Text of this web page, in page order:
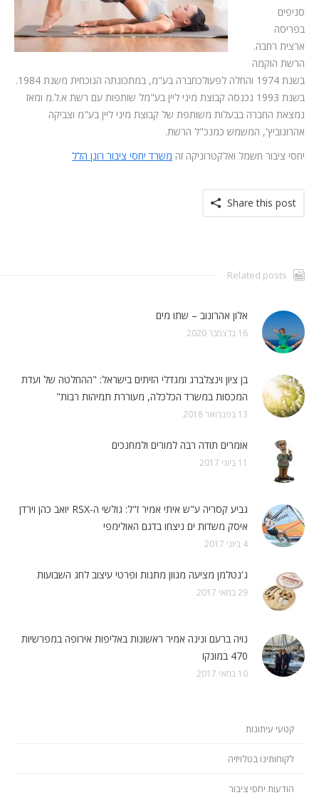
סניפים
בפריסה
ארצית רחבה.
הרשת הוקמה
בשנת 1974 והחלה לפעולכחברה בע"מ, במתכונתה הנוכחית משנת 1984.
בשנת 1993 נכנסה קבוצת מיני ליין בע"מל שותפות עם רשת א.ל.מ ומאז
נמצאת החברה בבעלות משותפת של קבוצת מיני ליין בע"מ וצביקה
אהרונוביץ', המשמש כמנכ"ל הרשת.
יחסי ציבור חשמל ואלקטרוניקה זה משרד יחסי ציבור רונן הלל
Share this post
Related posts
אלון אהרונוב – שתו מים
16 בדצמבר 2020
בן ציון וינצלברג ומגדלי הזיתים בישראל: "ההחלטה של ועדת
המכסות במשרד הכלכלה, מעוררת תמיהות רבות"
13 בפברואר 2018
אומרים תודה רבה למורים ולמחנכים
11 ביוני 2017
גביע קסריה ע"ש איתי אמיר ז"ל: גולשי ה-RSX יואב כהן וירדן
איסק משדות ים ניצחו בדגם האולימפי
4 ביוני 2017
ג'נטלמן מציעה מגוון מתנות ופרטי עיצוב לחג השבועות
29 במאי 2017
נויה ברעם ונינה אמיר ראשונות באליפות אירופה במפרשיות
470 במונקו
10 במאי 2017
קטעי עיתונות
לקוחותינו בטלויזיה
הודעות יחסי ציבור